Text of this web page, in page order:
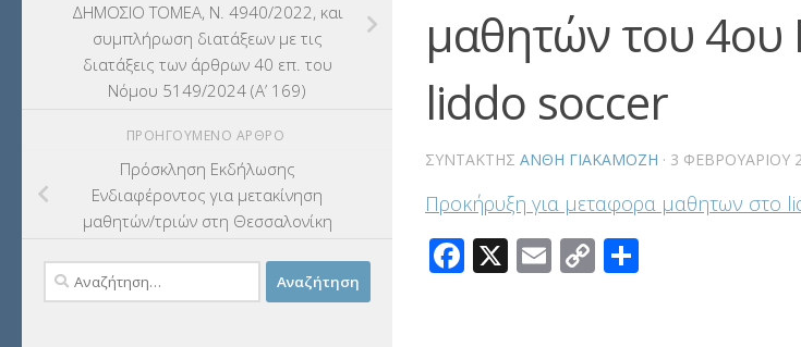
μαθητών του 4ου
liddo soccer
ΣΥΝΤΆΚΤΗΣ ΑΝΘΗ ΓΙΑΚΑΜΟΖΗ · 3 ΦΕΒΡΟΥΑΡΊΟΥ
Προκήρυξη για μεταφορα μαθητων στο
Facebook
X Email
Copy
ΔΗΜΟΣΙΟ ΤΟΜΕΑ, Ν. 4940/2022, και
συμπλήρωση διατάξεων με τις
διατάξεις των άρθρων 40 επ. του
Νόμου 5149/2024 (Α’ 169)
ΠΡΟΗΓΟΎΜΕΝΟ ΆΡΘΡΟ
Πρόσκληση Εκδήλωσης
Ενδιαφέροντος για μετακίνηση
μαθητών/τριών στη Θεσσαλονίκη
Αναζήτηση
για: